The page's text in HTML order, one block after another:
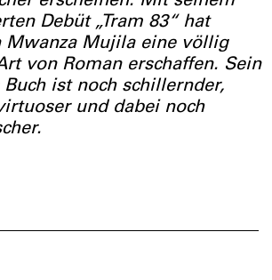
Debüt „Tram 83“ hat
Mwanza Mujila eine völlig
von Roman erschaffen. Sein
Buch ist noch schillernder,
und dabei noch